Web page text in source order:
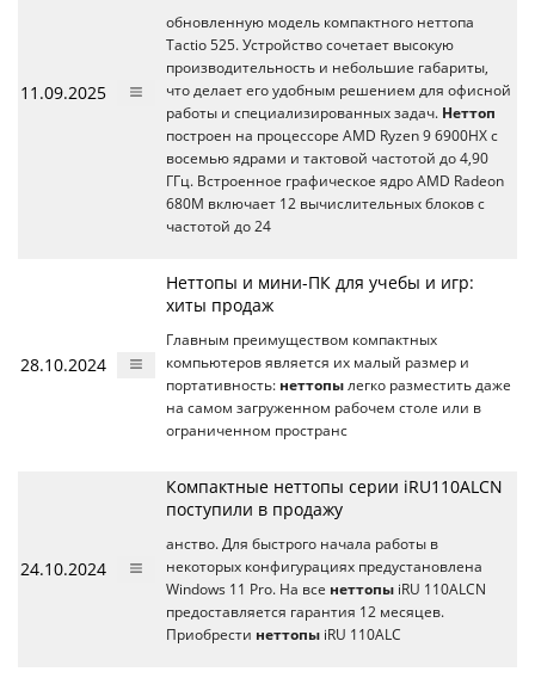
11.09.2025
обновленную модель компактного неттопа
Tactio 525. Устройство сочетает высокую
производительность и небольшие габариты,
что делает его удобным решением для офисной
работы и специализированных задач. Неттоп
построен на процессоре AMD Ryzen 9 6900HX с
восемью ядрами и тактовой частотой до 4,90
ГГц. Встроенное графическое ядро AMD Radeon
680M включает 12 вычислительных блоков с
частотой до 24
28.10.2024
Неттопы и мини-ПК для учебы и игр:
хиты продаж
Главным преимуществом компактных
компьютеров является их малый размер и
портативность: неттопы легко разместить даже
на самом загруженном рабочем столе или в
ограниченном пространс
24.10.2024
Компактные неттопы серии iRU110ALCN
поступили в продажу
анство. Для быстрого начала работы в
некоторых конфигурациях предустановлена
Windows 11 Pro. На все неттопы iRU 110ALCN
предоставляется гарантия 12 месяцев.
Приобрести неттопы iRU 110ALC